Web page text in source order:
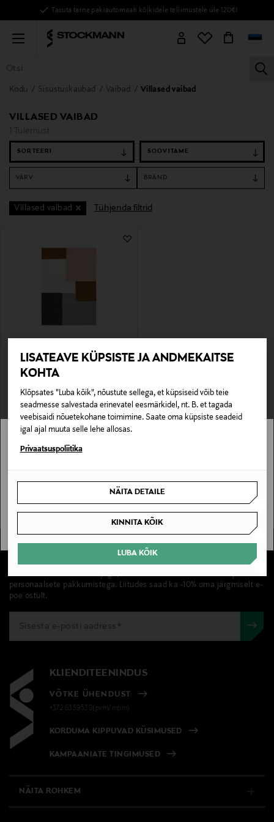
LISATEAVE KÜPSISTE JA ANDMEKAITSE
KOHTA
Klõpsates "Luba kõik", nõustute sellega, et küpsiseid võib teie
seadmesse salvestada erinevatel eesmärkidel, nt. B. et tagada
veebisaidi nõuetekohane toimimine. Saate oma küpsiste seadeid
igal ajal muuta selle lehe allosas.
Privaatsuspoliitika
NÄITA DETAILE
KINNITA KÕIK
LUBA KÕIK
Tasuta tarne pakiautomaati kõikidele tellimustele üle 120€!
Menu
KÕIK TOOTED NAISED MEHED LAPSED
Kodu Sisustuskaubad Vaibad Villased vaibad
VILLASED VAIBAD
1 Tulemust
SORTEERI
VÄRV BRÄND
Villased vaibad Tühjenda filtrid
FINARTE
Villane vaip Kortteli 170 x 240 cm
Liitu Stockmanni uudiskirjaga, et olla kursis värskete uudiste ja
personaalsete pakkumistega. Liitudes saad ka -10% oma järgmiselt e-
poe ostult.
KLIENDITEENINDUS
VÕTKE ÜHENDUST
+372 6339539(pvm/mpm)
KORDUMA KIPPUVAD KÜSIMUSED
KAMPAANIATE TINGIMUSED
NÄITA ROHKEM
Stockmann pole Sinu riigis saadaval.
SAAN ARU